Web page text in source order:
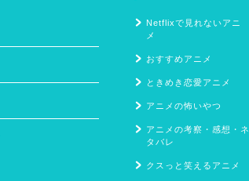
Netflixで見れないアニ
メ
おすすめアニメ
ときめき恋愛アニメ
アニメの怖いやつ
アニメの考察・感想・ネ
タバレ
クスっと笑えるアニメ